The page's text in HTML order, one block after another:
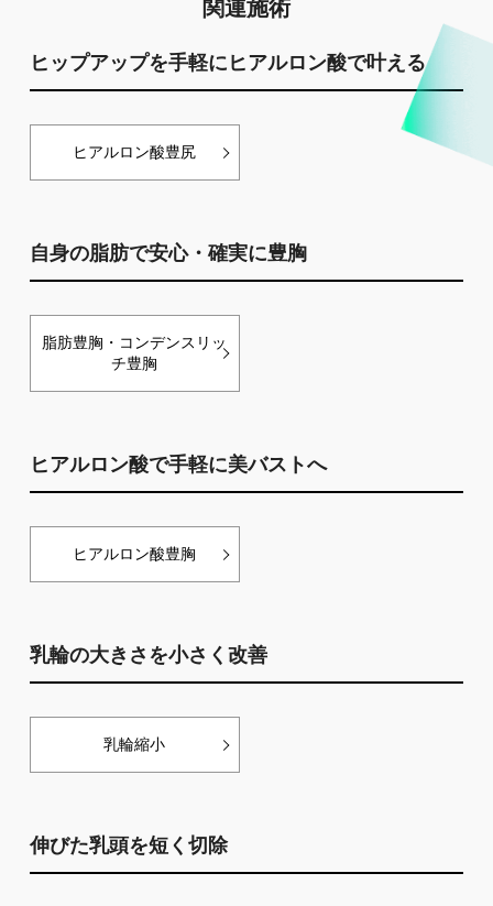
関連施術
ヒップアップを手軽にヒアルロン酸で叶える
ヒアルロン酸豊尻
自身の脂肪で安心・確実に豊胸
脂肪豊胸・コンデンスリッ
チ豊胸
ヒアルロン酸で手軽に美バストへ
ヒアルロン酸豊胸
乳輪の大きさを小さく改善
乳輪縮小
伸びた乳頭を短く切除